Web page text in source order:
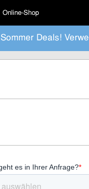
Online-Shop
Sommer Deals!